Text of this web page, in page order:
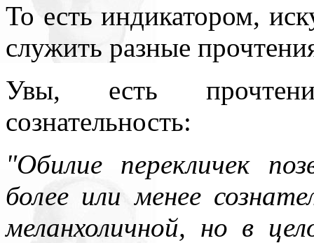
То есть индикатором,
служить разные
Увы, есть
сознательность:
"Обилие перекличек
более или менее
меланхоличной, но в